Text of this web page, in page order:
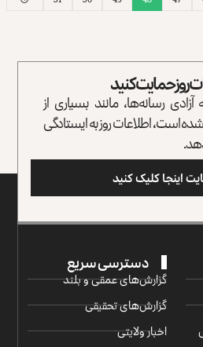
روز حمایت کنید
رسانه‌ها، مانند بسیاری از
است، اطلاعات روز به ایستادگی
اینجا کلیک کنید
دسترسی سریع
گزارش‌‌های عمقی و بلند
گزارش‌های تحقیقی
اخبار ولایتی